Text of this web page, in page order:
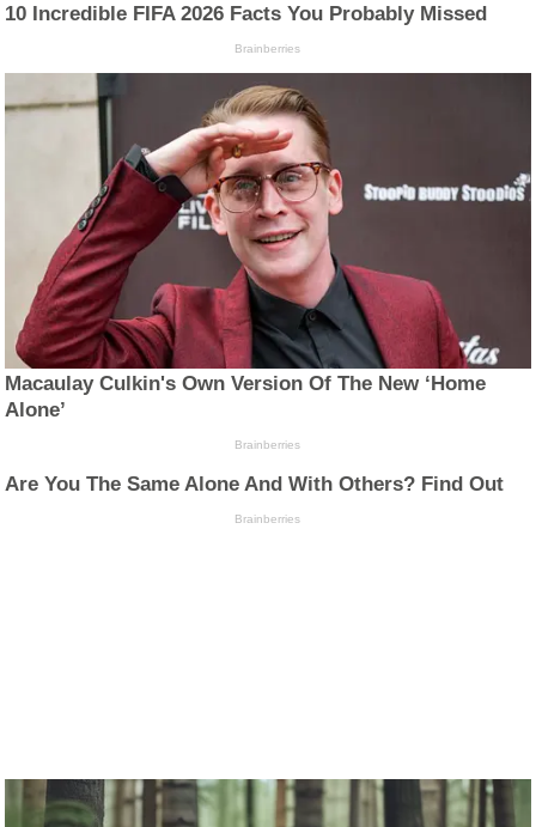
10 Incredible FIFA 2026 Facts You Probably Missed
Brainberries
Macaulay Culkin's Own Version Of The New ‘Home
Alone’
Brainberries
Are You The Same Alone And With Others? Find Out
Brainberries